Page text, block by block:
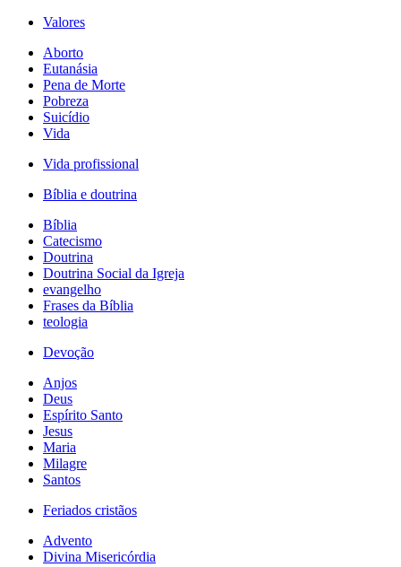
Valores
Aborto
Eutanásia
Pena de Morte
Pobreza
Suicídio
Vida
Vida profissional
Bíblia e doutrina
Bíblia
Catecismo
Doutrina
Doutrina Social da Igreja
evangelho
Frases da Bíblia
teologia
Devoção
Anjos
Deus
Espírito Santo
Jesus
Maria
Milagre
Santos
Feriados cristãos
Advento
Divina Misericórdia